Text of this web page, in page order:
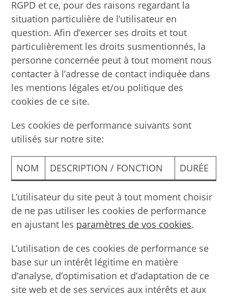
RGPD et ce, pour des raisons regardant la
situation particulière de l’utilisateur en
question. Afin d’exercer ses droits et tout
particulièrement les droits susmentionnés, la
personne concernée peut à tout moment nous
contacter à l’adresse de contact indiquée dans
les mentions légales et/ou politique des
cookies de ce site.
Les cookies de performance suivants sont
utilisés sur notre site:
NOM DESCRIPTION / FONCTION DURÉE
L’utilisateur du site peut à tout moment choisir
de ne pas utiliser les cookies de performance
en ajustant les paramètres de vos cookies.
L’utilisation de ces cookies de performance se
base sur un intérêt légitime en matière
d’analyse, d’optimisation et d’adaptation de ce
site web et de ses services aux intérêts et aux